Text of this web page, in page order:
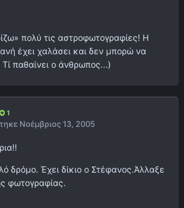
πολύ τις αστροφωτογραφίες! Η
έχει χαλάσει και δεν μπορώ να
παθαίνει ο άνθρωπος...)
1
Νοέμβριος 13, 2005
δρόμο. Έχει δίκιο ο Στέφανος.Άλλαξε
φωτογραφίας.